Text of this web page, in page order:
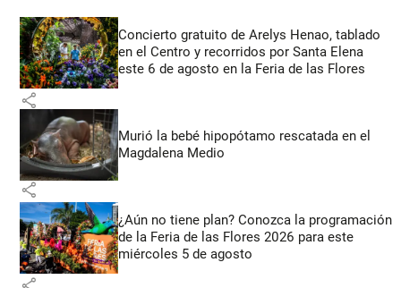
Concierto gratuito de Arelys Henao, tablado
en el Centro y recorridos por Santa Elena
este 6 de agosto en la Feria de las Flores
share
Murió la bebé hipopótamo rescatada en el
Magdalena Medio
share
¿Aún no tiene plan? Conozca la programación
de la Feria de las Flores 2026 para este
miércoles 5 de agosto